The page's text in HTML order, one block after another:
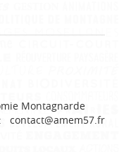
Montagnarde